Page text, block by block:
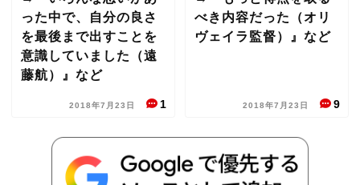
った中で、自分の良さ
を最後まで出すことを
意識していました（遠
藤航）』など
2018年7月23日 1
べき内容だった（オリ
ヴェイラ監督）』など
2018年7月23日 9